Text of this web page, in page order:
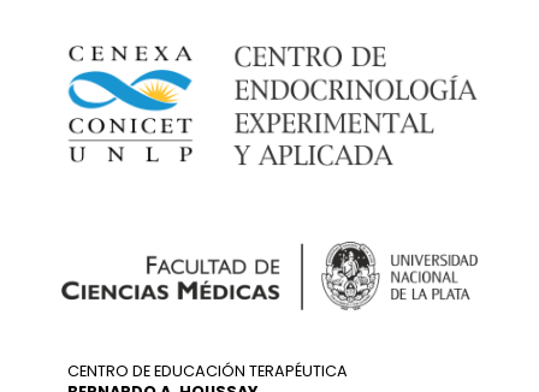
CENTRO DE EDUCACIÓN TERAPÉUTICA